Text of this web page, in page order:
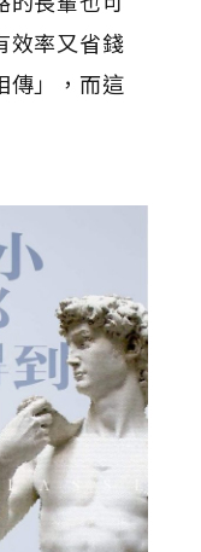
效率又省錢
傳」，而這